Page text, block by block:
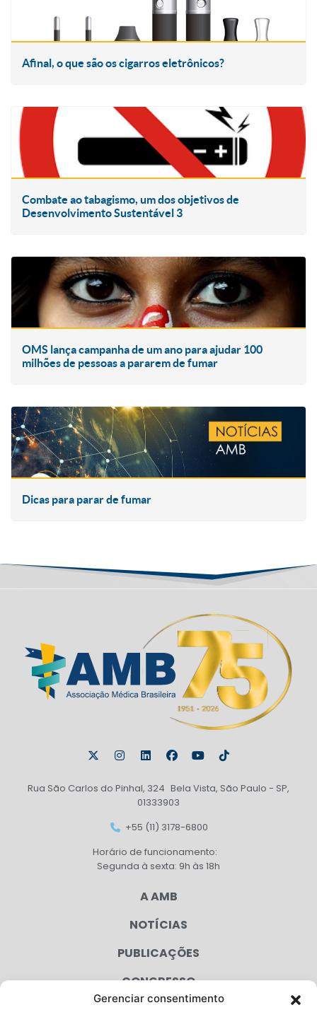
Gerenciar consentimento
Afinal, o que são os cigarros eletrônicos?
Combate ao tabagismo, um dos objetivos de
Desenvolvimento Sustentável 3
OMS lança campanha de um ano para ajudar 100
milhões de pessoas a pararem de fumar
Dicas para parar de fumar
Rua São Carlos do Pinhal, 324 Bela Vista, São Paulo - SP,
01333903
+55 (11) 3178-6800
Horário de funcionamento:
Segunda à sexta: 9h às 18h
A AMB
NOTÍCIAS
PUBLICAÇÕES
CONGRESSO